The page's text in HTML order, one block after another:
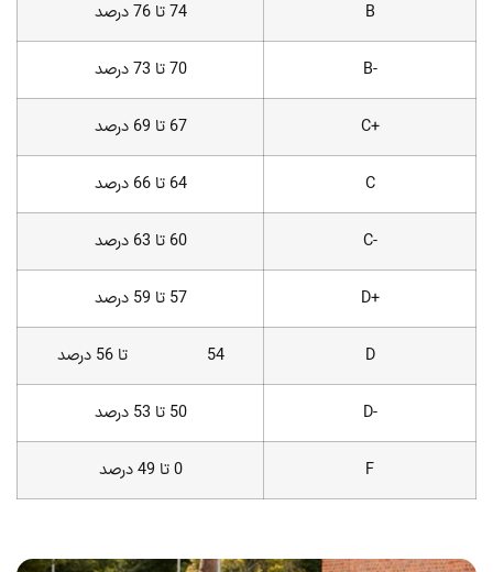
B 74 تا 76 درصد
-B 70 تا 73 درصد
+C 67 تا 69 درصد
C 64 تا 66 درصد
-C 60 تا 63 درصد
+D 57 تا 59 درصد
D 54 تا 56 درصد
-D 50 تا 53 درصد
F 0 تا 49 درصد